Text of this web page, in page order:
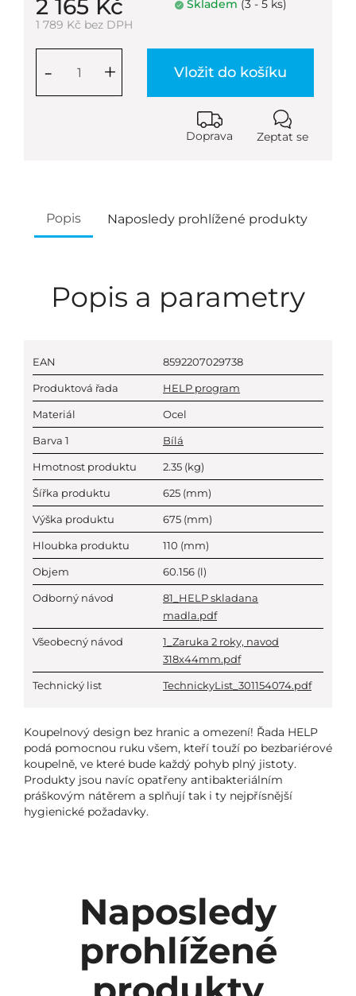
2 165 Kč
1 789 Kč bez DPH
Skladem (3 - 5 ks)
+
- Vložit do košíku
Doprava Zeptat se
Popis Naposledy prohlížené produkty
Popis a parametry
EAN 8592207029738
Produktová řada HELP program
Materiál Ocel
Barva 1 Bílá
Hmotnost produktu 2.35 (kg)
Šířka produktu 625 (mm)
Výška produktu 675 (mm)
Hloubka produktu 110 (mm)
Objem 60.156 (l)
Odborný návod
81_HELP skladana
madla.pdf
Všeobecný návod
1_Zaruka 2 roky, navod
318x44mm.pdf
Technický list TechnickyList_301154074.pdf
Koupelnový design bez hranic a omezení! Řada HELP
podá pomocnou ruku všem, kteří touží po bezbariérové
koupelně, ve které bude každý pohyb plný jistoty.
Produkty jsou navíc opatřeny antibakteriálním
práškovým nátěrem a splňují tak i ty nejpřísnější
hygienické požadavky.
Naposledy
prohlížené